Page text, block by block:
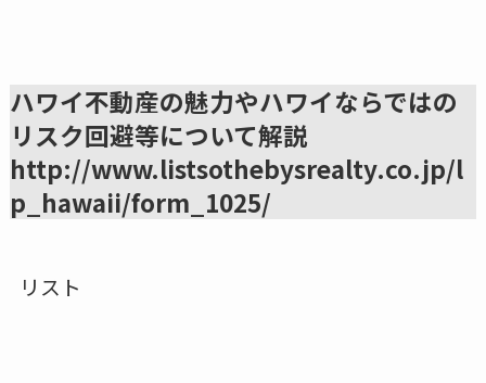
ハワイ不動産の魅力やハワイならではの
リスク回避等について解説
http://www.listsothebysrealty.co.jp/l
p_hawaii/form_1025/
リスト